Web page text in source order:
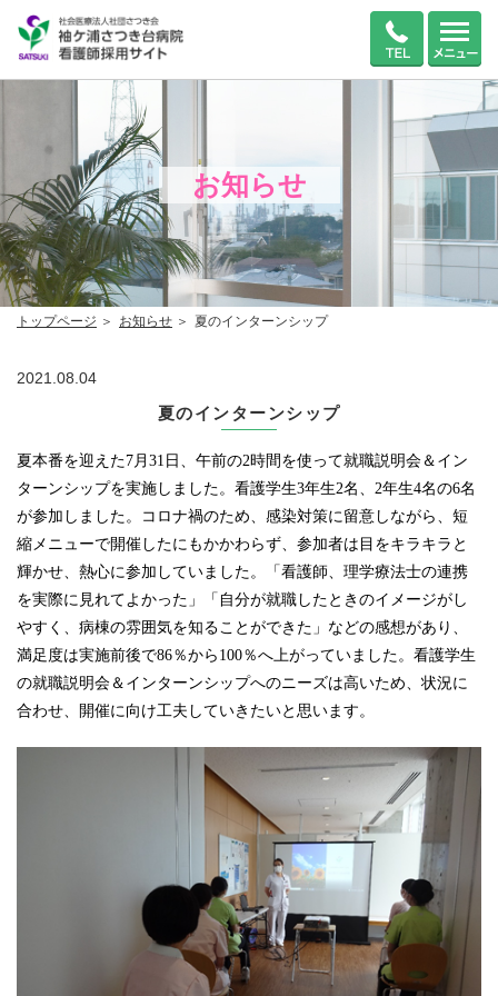
お知らせ
トップページ お知らせ 夏のインターンシップ
2021.08.04
夏のインターンシップ
夏本番を迎えた7月 31 日、午前の2時間を使って就職説明会＆イン
ターンシップを実施しました。看護学生3年生2名、 2年生4名の6名
が参加しました。コロナ禍のため、感染対策に留意しながら、短
縮メニューで開催したにもかかわらず、参加者は目をキラキラと
輝かせ、熱心に参加していました。「看護師、理学療法士の連携
を実際に見れてよかった」「自分が就職したときのイメージがし
やすく、病棟の雰囲気を知ることができた」などの感想があり、
満足度は実施前後で86％から 100％へ上がっていました。看護学生
の就職説明会＆インターンシップへのニーズは高いため、状況に
合わせ、開催に向け工夫していきたいと思います。